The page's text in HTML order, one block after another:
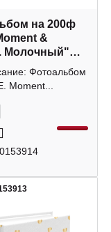
на 200ф
&
Молочный"
9028511
Фотоальбом
Moment...